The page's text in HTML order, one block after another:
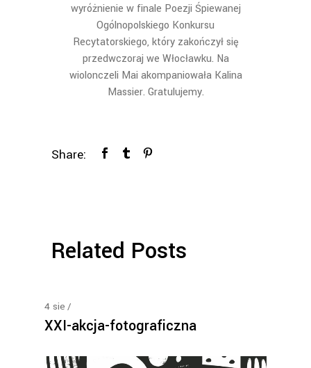
wyróżnienie w finale Poezji Śpiewanej
Ogólnopolskiego Konkursu
Recytatorskiego, który zakończył się
przedwczoraj we Włocławku. Na
wiolonczeli Mai akompaniowała Kalina
Massier. Gratulujemy.
Share:
Related Posts
4 sie
XXI-akcja-fotograficzna